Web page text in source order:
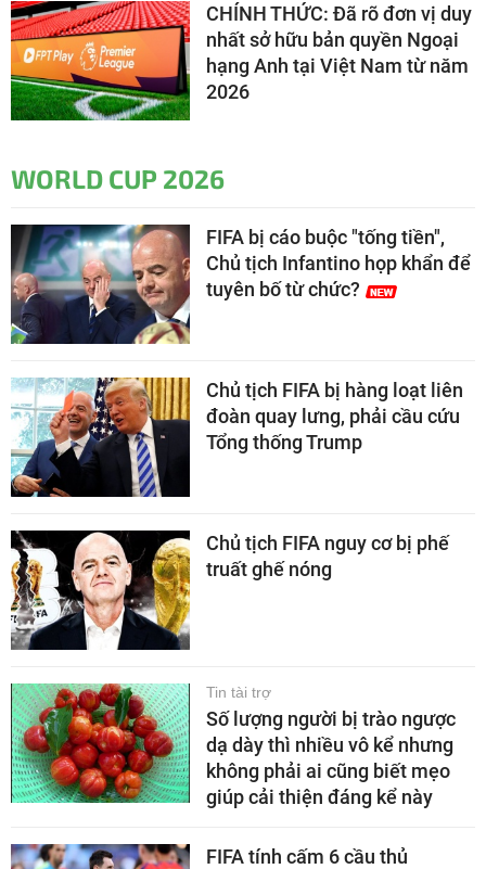
CHÍNH THỨC: Đã rõ đơn vị duy
nhất sở hữu bản quyền Ngoại
hạng Anh tại Việt Nam từ năm
2026
WORLD CUP 2026
FIFA bị cáo buộc "tống tiền",
Chủ tịch Infantino họp khẩn để
tuyên bố từ chức?
Chủ tịch FIFA bị hàng loạt liên
đoàn quay lưng, phải cầu cứu
Tổng thống Trump
Chủ tịch FIFA nguy cơ bị phế
truất ghế nóng
Tin tài trợ
Số lượng người bị trào ngược
dạ dày thì nhiều vô kể nhưng
không phải ai cũng biết mẹo
giúp cải thiện đáng kể này
FIFA tính cấm 6 cầu thủ